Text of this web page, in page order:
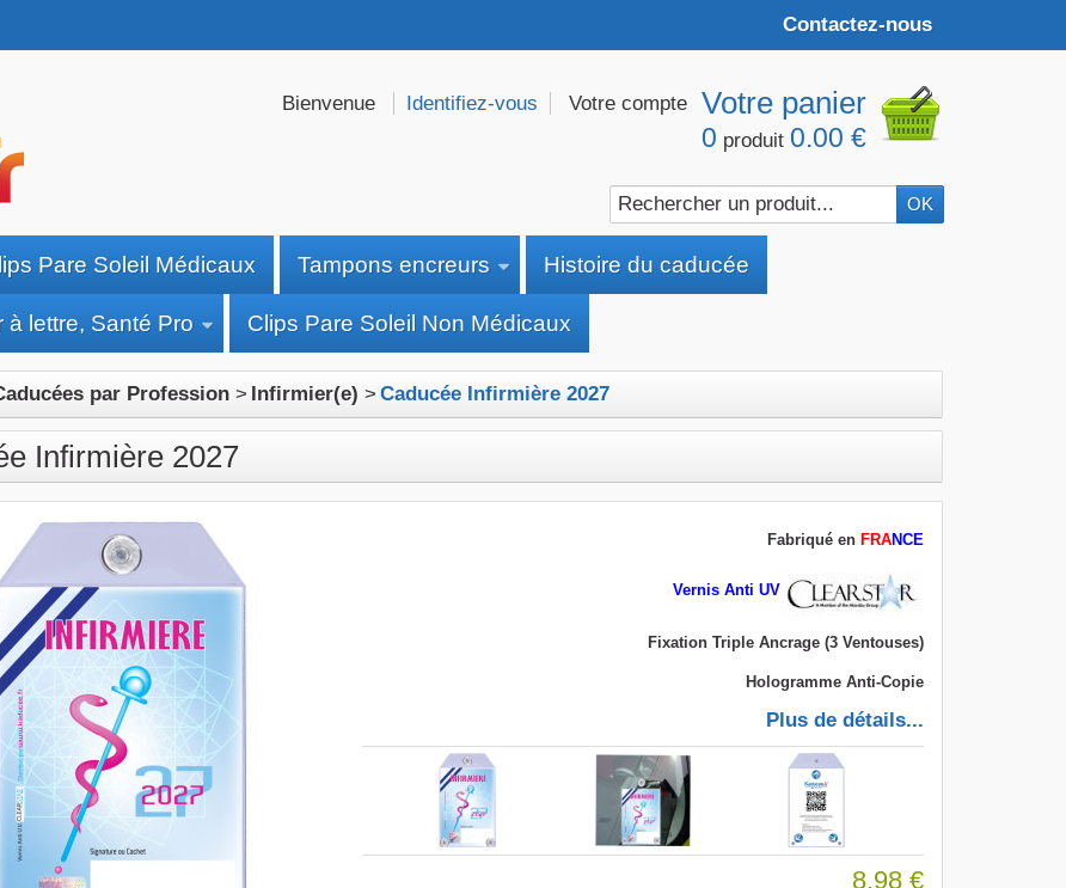
Contactez-nous
Bienvenue Identifiez-vous Votre compte Votre panier
0 produit 0.00 €
Pare Soleil Médicaux Tampons encreurs Histoire du caducée
lettre, Santé Pro Clips Pare Soleil Non Médicaux
par Profession > Infirmier(e) > Caducée Infirmière 2027
Infirmière 2027
Fabriqué en FRANCE
Vernis Anti UV
Fixation Triple Ancrage (3 Ventouses)
Hologramme Anti-Copie
Plus de détails...
8,98 €